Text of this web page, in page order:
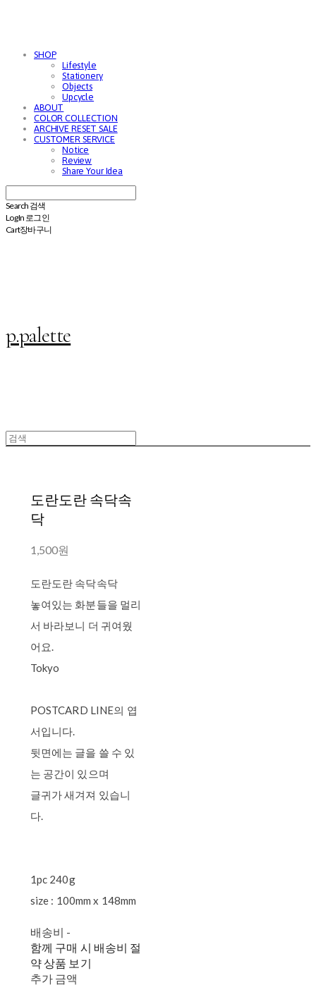
SHOP
Lifestyle
Stationery
Objects
Upcycle
ABOUT
COLOR COLLECTION
ARCHIVE RESET SALE
CUSTOMER SERVICE
Notice
Review
Share Your Idea
Search 검색
Log In 로그인
Cart장바구니
p.palette
도란도란 속닥속
닥
1,500원
도란도란 속닥속닥
놓여있는 화분들을 멀리
서 바라보니 더 귀여웠
어요.
Tokyo
POSTCARD LINE의 엽
서입니다.
뒷면에는 글을 쓸 수 있
는 공간이 있으며
글귀가 새겨져 있습니
다.
1pc 240g
size : 100mm x 148mm
배송비 -
함께 구매 시 배송비 절
약 상품 보기
추가 금액